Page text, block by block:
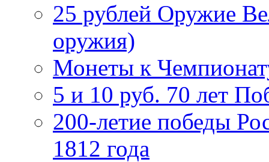
25 рублей Оружие
оружия)
Монеты к
5 и 10 руб. 70 лет
200-летие победы
1812 года